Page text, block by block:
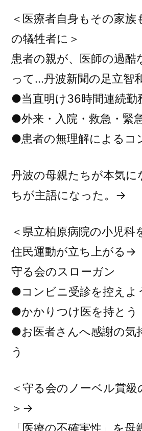
＜医療者自身もその家族
の犠牲者に＞
患者の親が、医師の過酷
って…丹波新聞の足立智
●当直明け36時間連続勤
●外来・入院・救急・緊
●患者の無理解によるコ
丹波の母親たちが本気に
ちが主語になった。→
＜県立柏原病院の小児科
住民運動が立ち上がる→
守る会のスローガン
●コンビニ受診を控えよ
●かかりつけ医を持とう
●お医者さんへ感謝の気
う
＜守る会のノーベル賞級
＞→
「医療の不確実性」を